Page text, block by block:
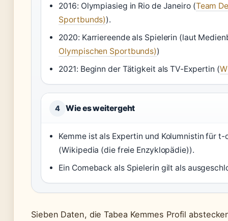
2016: Olympiasieg in Rio de Janeiro (Team
Sportbunds)).
2020: Karriereende als Spielerin (laut
Olympischen Sportbunds))
2021: Beginn der Tätigkeit als TV-Expertin (
4 Wie es weitergeht
Kemme ist als Expertin und Kolumnistin für
(Wikipedia (die freie Enzyklopädie)).
Ein Comeback als Spielerin gilt als
Sieben Daten, die Tabea Kemmes Profil